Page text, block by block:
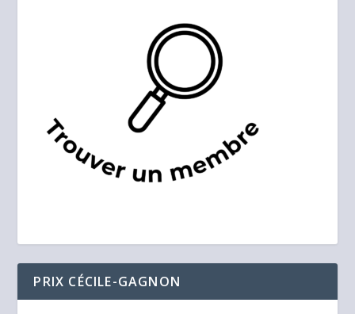
PRIX CÉCILE-GAGNON